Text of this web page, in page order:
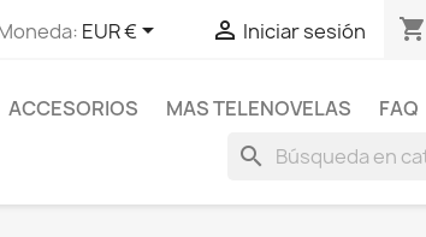
EUR €  Iniciar sesión shopping_cart
ACCESORIOS MAS TELENOVELAS FAQ
search